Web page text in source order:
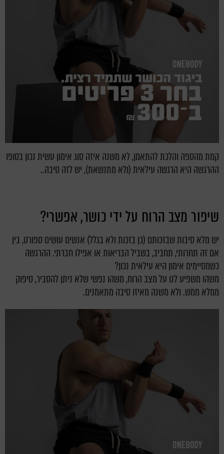
קמת מהספה והלכת להתאמן, לא משנה איזה סוג אימון עשית נכון בסופו
ההרגשה היא הרגשה עילאית (ולא מתנשאת), יש לזה סיבה..
שיפור מצב הרוח על ידי כושר, אפשרי?
יש מלא סיבות שבזכותם (כן בזכות ולא בגלל) אנשים עושים ספורט, בין
אם זה תחרותי, תחביב, בשביל הבריאות או אפילו חברתי. ההרגשה
כשמסיימים אימון היא עילאית נכון?
משהו משפיע לנו על מצב הרוח, משהו נפשי שלא ניתן להסביר, סיפוק
ממלא ממש. ולא משנה מאיזו סיבה מתאמנים.